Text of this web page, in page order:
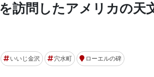
訪問したアメリカの天
いいじ金沢 穴水町 ローエルの碑